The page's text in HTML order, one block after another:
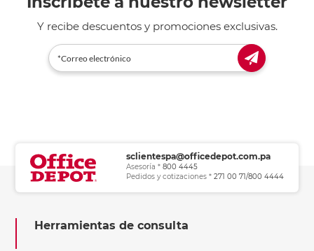
Y recibe descuentos y promociones exclusivas.
sclientespa@officedepot.com.pa
Asesoría * 800 4445
Pedidos y cotizaciones * 271 00 71/800 4444
Herramientas de consulta